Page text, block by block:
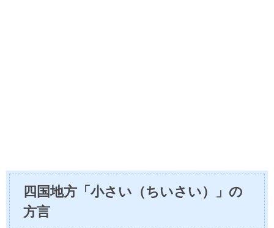
四国地方「小さい（ちいさい）」の
方言